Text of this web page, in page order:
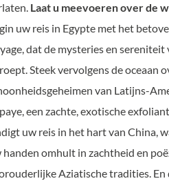
Laat u meevoeren over de
uw reis in Egypte met het
dat de mysteries en sereniteit
Steek vervolgens de oceaan
van Latijns-
een zachte, exotische
uw reis in het hart van China,
handen omhult in zachtheid en
Aziatische tradities. En